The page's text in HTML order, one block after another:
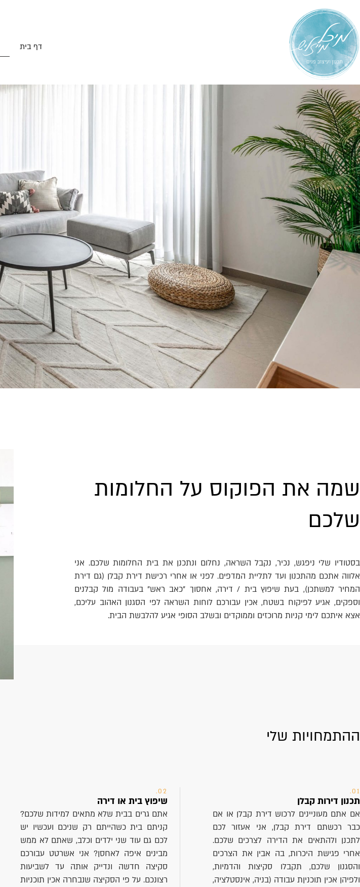
לתוכן
דף בית
שמה את הפוקוס על החלומות
שלכם
בסטודיו שלי ניפגש, נכיר, נקבל השראה, נחלום ונתכנן את בית החלומות שלכם. אני
אלווה אתכם מהתכנון ועד לתליית המדפים. לפני או אחרי רכישת דירת קבלן (גם דירת
המחיר למשתכן), בעת שיפוץ בית / דירה, אחסוך "כאב ראש" בעבודה מול קבלנים
וספקים, אגיע לפיקוח בשטח, אכין עבורכם לוחות השראה לפי הסגנון האהוב עליכם,
אצא איתכם לימי קניות מרוכזים וממוקדים ובשלב הסופי אגיע להלבשת הבית.
ההתמחויות שלי
01.
תכנון דירות קבלן
אם אתם מעוניינים לרכוש דירת קבלן או אם
כבר רכשתם דירת קבלן, אני אעזור לכם
לתכנן ולהתאים את הדירה לצרכים שלכם.
אחרי פגישת היכרות, בה אבין את הצרכים
והסגנון שלכם, תקבלו סקיצות והדמיות,
ולפיהן אכין תוכניןת עבודה (בניה, אינסטלציה,
02.
שיפוץ בית או דירה
אתם גרים בבית שלא מתאים למידות שלכם?
קניתם בית כשהייתם רק שניכם ועכשיו יש
לכם גם עוד שני ילדים וכלב, שאתם לא ממש
מבינים איפה לאחסן? אני אשרטט עבורכם
סקיצה חדשה ונדייק אותה עד לשביעות
רצונכם. על פי הסקיצה שנבחרה אכין תוכניות